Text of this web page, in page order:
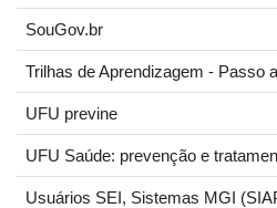
SouGov.br
Trilhas de Aprendizagem - Passo
UFU previne
UFU Saúde: prevenção e
Usuários SEI, Sistemas MGI